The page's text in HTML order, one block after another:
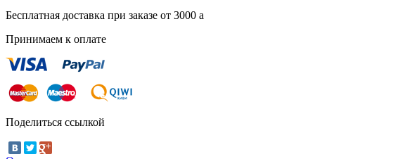
Бесплатная доставка при заказе от 3000 a
Принимаем к оплате
Поделиться ссылкой